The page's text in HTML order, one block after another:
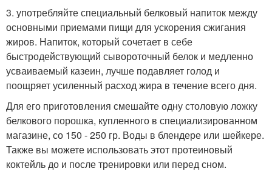
3. употребляйте специальный белковый напиток между
основными приемами пищи для ускорения сжигания
жиров. Напиток, который сочетает в себе
быстродействующий сывороточный белок и медленно
усваиваемый казеин, лучше подавляет голод и
поощряет усиленный расход жира в течение всего дня.
Для его приготовления смешайте одну столовую ложку
белкового порошка, купленного в специализированном
магазине, со 150 - 250 гр. Воды в блендере или шейкере.
Также вы можете использовать этот протеиновый
коктейль до и после тренировки или перед сном.